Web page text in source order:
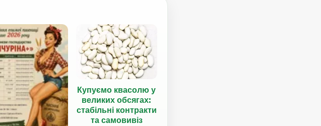
Купуємо квасолю у
великих обсягах:
стабільні контракти
та самовивіз